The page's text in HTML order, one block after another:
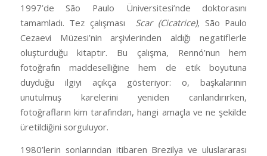
1997’de São Paulo Üniversitesi’nde doktorasını
tamamladı. Tez çalışması Scar (Cicatrice), São Paulo
Cezaevi Müzesi’nin arşivlerinden aldığı negatiflerle
oluşturduğu kitaptır. Bu çalışma, Rennó’nun hem
fotoğrafın maddeselliğine hem de etik boyutuna
duyduğu ilgiyi açıkça gösteriyor: o, başkalarının
unutulmuş karelerini yeniden canlandırırken,
fotoğrafların kim tarafından, hangi amaçla ve ne şekilde
üretildiğini sorguluyor.
1980’lerin sonlarından itibaren Brezilya ve uluslararası